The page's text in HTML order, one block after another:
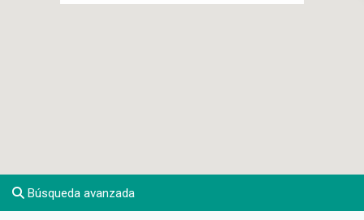
Búsqueda avanzada